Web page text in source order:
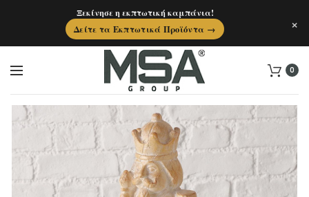
0
Ξεκίνησε η εκπτωτική καμπάνια!
Δείτε τα Εκπτωτικά Προϊόντα →
×